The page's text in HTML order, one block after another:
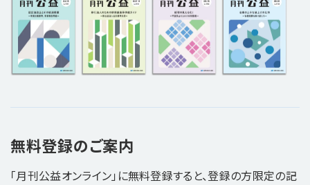
無料登録のご案内
「月刊公益オンライン」に無料登録すると、登録の方限定の記